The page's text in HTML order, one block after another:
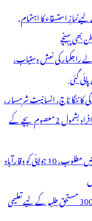
استسقاء کا اہتمام,
بھی پہنچے
قتل کرنے والے راجکمار کی نعش دستیاب،
گئی
کا ننگا ناچ، انسانیت شرمسار ،
پو کسو کیس کے ملزم راجکمار کے ہاتھوں 6 افراد بشمول 2 معصوم بچے کے
اپولو فارمیسی میں ملازمتوں کے لیے درخواستیں مطلوب، 10 جولائی کو وقارآباد
شادی کے غیر ضروری اخراجات میں کمی، 300 مستحق طلبہ کے لیے تعلیمی